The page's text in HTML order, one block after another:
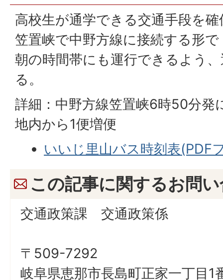
高校生が通学できる交通手段を
笠置峡で中野方線に接続する形
朝の時間帯にも運行できるよう
る。
詳細：中野方線笠置峡6時50分発
地内から1便増便
いいじ里山バス時刻表(PDF
この記事に関するお問
交通政策課 交通政策係
〒509-7292
岐阜県恵那市長島町正家一丁目